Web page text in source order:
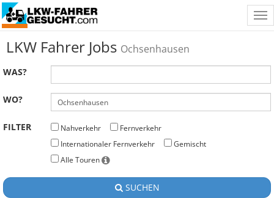
LKW Fahrer Jobs Ochsenhausen
WAS?
WO?
FILTER Nahverkehr
Fernverkehr
Internationaler Fernverkehr
Gemischt
Alle Touren
SUCHEN